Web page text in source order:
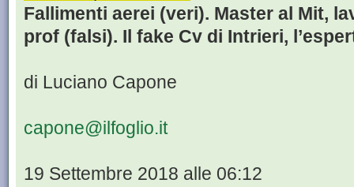
Fallimenti aerei (veri). Master al Mit,
prof (falsi). Il fake Cv di Intrieri,
di Luciano Capone
capone@ilfoglio.it
19 Settembre 2018 alle 06:12